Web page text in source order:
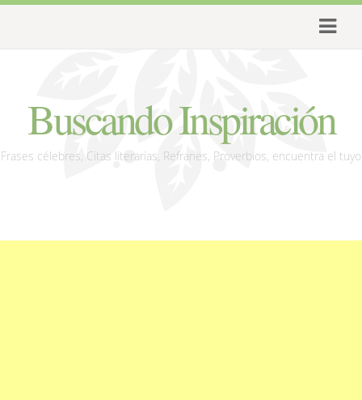
Buscando Inspiración
Frases célebres, Citas literarias, Refranes, Proverbios, encuentra el tuyo